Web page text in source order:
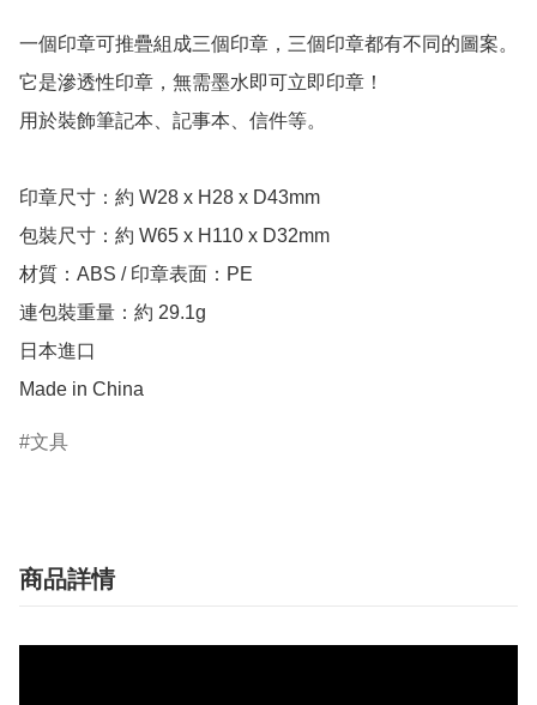
一個印章可推疊組成三個印章，三個印章都有不同的圖案。
它是滲透性印章，無需墨水即可立即印章！
用於裝飾筆記本、記事本、信件等。
印章尺寸：約 W28 x H28 x D43mm
包裝尺寸：約 W65 x H110 x D32mm
材質：ABS / 印章表面：PE
連包裝重量：約 29.1g
日本進口
Made in China
文具
商品詳情